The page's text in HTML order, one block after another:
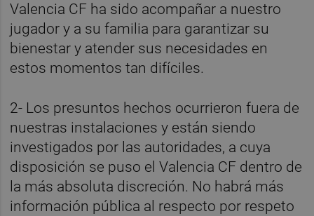
Valencia CF ha sido acompañar a nuestro
jugador y a su familia para garantizar su
bienestar y atender sus necesidades en
estos momentos tan difíciles.
2- Los presuntos hechos ocurrieron fuera de
nuestras instalaciones y están siendo
investigados por las autoridades, a cuya
disposición se puso el Valencia CF dentro de
la más absoluta discreción. No habrá más
información pública al respecto por respeto